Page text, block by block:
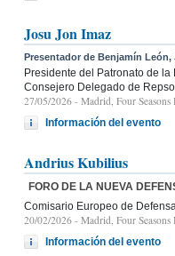
Josu Jon Imaz
Presentador de Benjamín León,
Presidente del Patronato de
Consejero Delegado de
27/05/2026 - Madrid, Four
Información del evento
Andrius Kubilius
FORO DE LA NUEVA
Comisario Europeo de
20/02/2026 - Madrid, Four
Información del evento